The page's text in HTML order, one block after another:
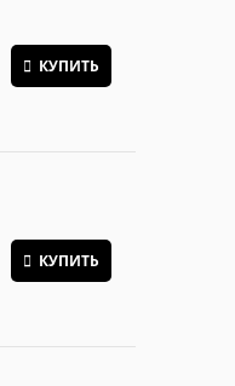
КУПИТЬ
КУПИТЬ